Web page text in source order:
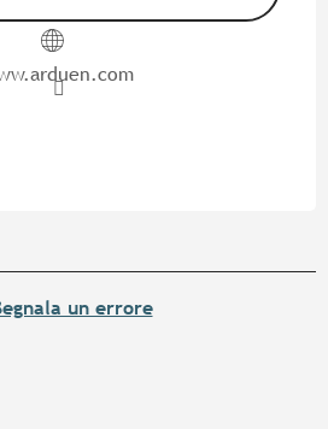
un errore